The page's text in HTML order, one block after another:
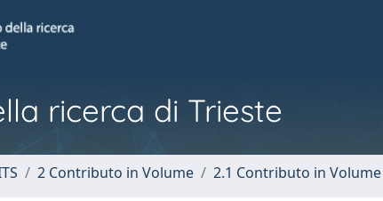
ricerca di Trieste
2 Contributo in Volume 2.1 Contributo in